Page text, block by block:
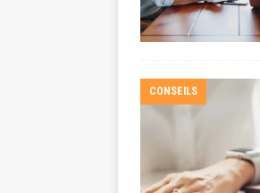
CONSEILS